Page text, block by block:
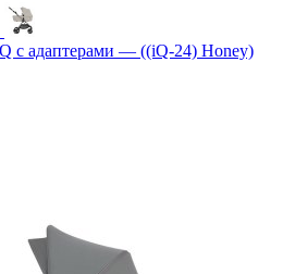
с адаптерами — ((iQ-24) Honey)